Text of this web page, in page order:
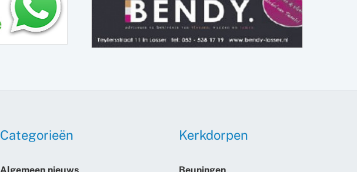
Categorieën
Algemeen nieuws
Kerkdorpen
Beuningen